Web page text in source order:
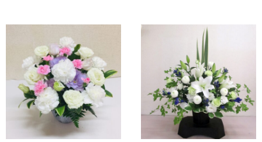
カラー
レッド
ピンク
イエロー・オレンジ